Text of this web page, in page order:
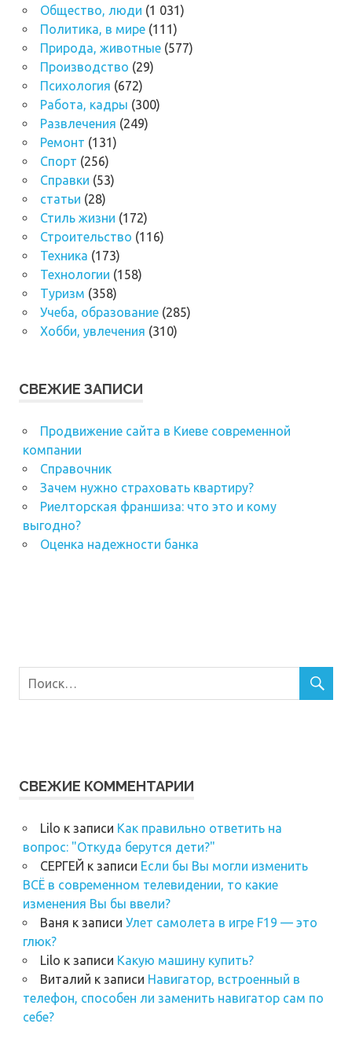
Общество, люди (1 031)
Политика, в мире(111)
Природа, животные(577)
Производство (29)
Психология (672)
Работа, кадры (300)
Развлечения (249)
Ремонт (131)
Спорт (256)
Справки (53)
статьи (28)
Стиль жизни (172)
Строительство (116)
Техника (173)
Технологии (158)
Туризм (358)
Учеба, образование(285)
Хобби, увлечения (310)
СВЕЖИЕ ЗАПИСИ
Продвижение сайта в Киеве современной
компании
Справочник
Зачем нужно страховать квартиру?
Риелторская франшиза: что это и кому
выгодно?
Оценка надежности банка
СВЕЖИЕ КОММЕНТАРИИ
Lilo к записи Как правильно ответить на
вопрос: "Откуда берутся дети?"
СЕРГЕЙ к записи Если бы Вы могли изменить
ВСЁ в современном телевидении, то какие
изменения Вы бы ввели?
Ваня к записи Улет самолета в игре F19 — это
глюк?
Lilo к записи Какую машину купить?
Виталий к записи Навигатор, встроенный в
телефон, способен ли заменить навигатор сам по
себе?